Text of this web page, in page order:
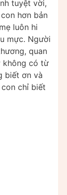
tuyệt vời,
hơn bản
luôn hi
mực. Người
quan
không có từ
biết ơn và
chỉ biết